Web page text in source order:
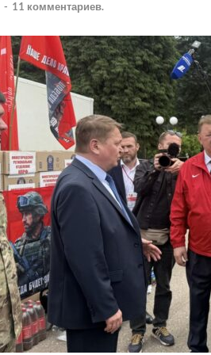
- 11 комментариев.